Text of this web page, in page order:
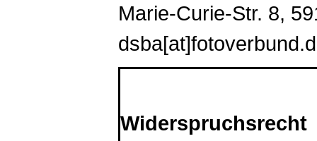
Marie-Curie-Str. 8,
Widerspruchsrecht